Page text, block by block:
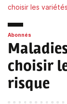
choisir les
Abonnés
choisir
risque